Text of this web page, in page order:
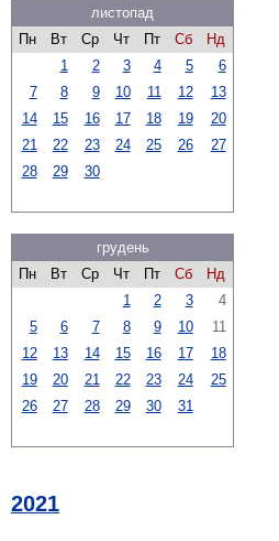
листопад
Пн
Вт Ср Чт Пт Сб
Нд
1
2 3 4 5
6
7
8 9 10 11 12
13
14
15 16 17 18 19
20
21
22 23 24 25 26
27
28
29 30
грудень
Пн
Вт Ср Чт Пт Сб
Нд
1
2 3
4
5
6 7 8 9 10
11
12
13 14 15 16 17
18
19
20 21 22 23 24
25
26
27 28 29 30 31
2021